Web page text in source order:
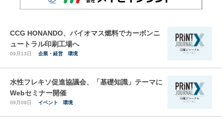
CCG HONANDO、バイオマス燃料でカーボンニ
ュートラル印刷工場へ
09月13日 企業・経営 環境
水性フレキソ促進協議会、「基礎知識」テーマに
Webセミナー開催
09月09日 イベント 環境